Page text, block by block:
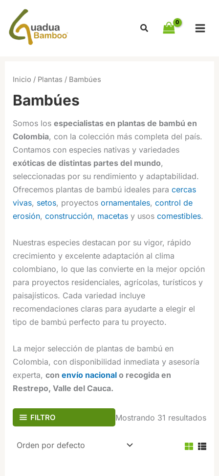
contenido
Inicio / Plantas / Bambúes
Bambúes
Somos los especialistas en plantas de bambú en
Colombia, con la colección más completa del país.
Contamos con especies nativas y variedades
exóticas de distintas partes del mundo,
seleccionadas por su rendimiento y adaptabilidad.
Ofrecemos plantas de bambú ideales para cercas
vivas, setos, proyectos ornamentales, control de
erosión, construcción, macetas y usos comestibles.
Nuestras especies destacan por su vigor, rápido
crecimiento y excelente adaptación al clima
colombiano, lo que las convierte en la mejor opción
para proyectos residenciales, agrícolas, turísticos y
paisajísticos. Cada variedad incluye
recomendaciones claras para ayudarte a elegir el
tipo de bambú perfecto para tu proyecto.
La mejor selección de plantas de bambú en
Colombia, con disponibilidad inmediata y asesoría
experta, con envío nacional o recogida en
Restrepo, Valle del Cauca.
FILTRO Mostrando 31 resultados